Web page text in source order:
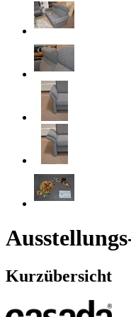
Kurzübersicht